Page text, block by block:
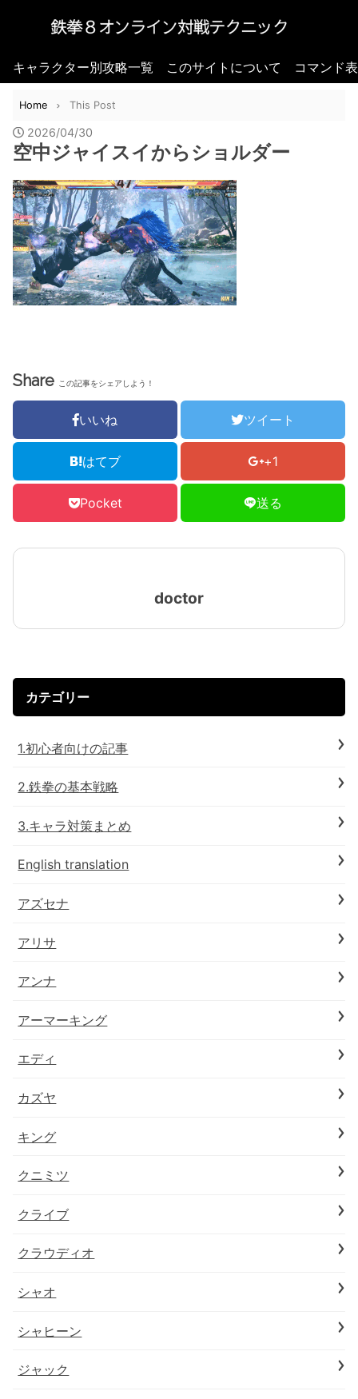
キャラクター別攻略一覧 このサイトについて コマンド
Home This Post
2026/04/30
空中ジャイスイからショルダー
Share この記事をシェアしよう！
いいね ツイート
はてブ +1
Pocket 送る
doctor
カテゴリー
1.初心者向けの記事
2.鉄拳の基本戦略
3.キャラ対策まとめ
English translation
アズセナ
アリサ
アンナ
アーマーキング
エディ
カズヤ
キング
クニミツ
クライブ
クラウディオ
シャオ
シャヒーン
ジャック